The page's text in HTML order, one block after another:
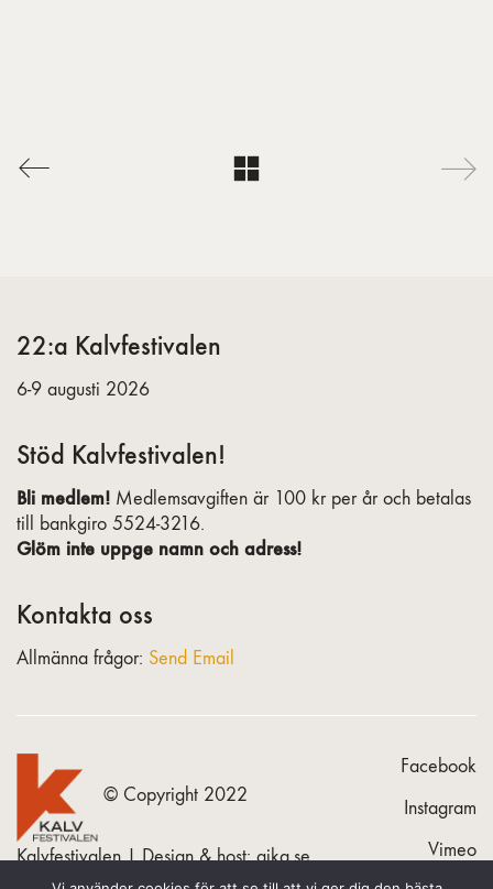
22:a Kalvfestivalen
6-9 augusti 2026
Stöd Kalvfestivalen!
Bli medlem! Medlemsavgiften är 100 kr per år och betalas
till bankgiro 5524-3216.
Glöm inte uppge namn och adress!
Kontakta oss
Allmänna frågor: Send Email
Facebook
Instagram
Vimeo
© Copyright 2022
Kalvfestivalen | Design & host:gika.se